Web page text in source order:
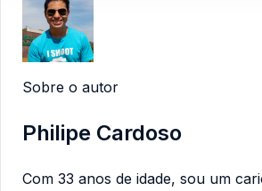
Sobre o autor
Philipe Cardoso
Com 33 anos de idade, sou um